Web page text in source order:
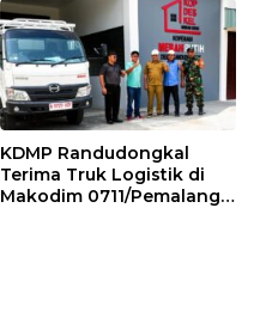
KDMP Randudongkal
Terima Truk Logistik di
Makodim 0711/Pemalang